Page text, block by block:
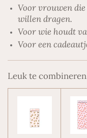
Voor vrouwen
willen dragen.
Voor wie houdt
Voor een
Leuk te